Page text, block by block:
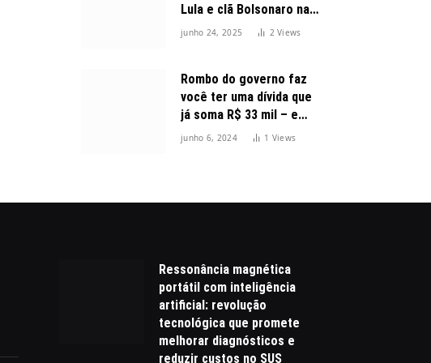
Lula e clã Bolsonaro na
disputa presidencial
junho 24, 2025 2Views
Rombo do governo faz
você ter uma dívida que
já soma R$ 33 mil – e
cresceu 300%
junho 6, 2024 1 Views
Ressonância magnética
portátil com inteligência
artificial: revolução
tecnológica que promete
melhorar diagnósticos e
reduzir custos no SUS